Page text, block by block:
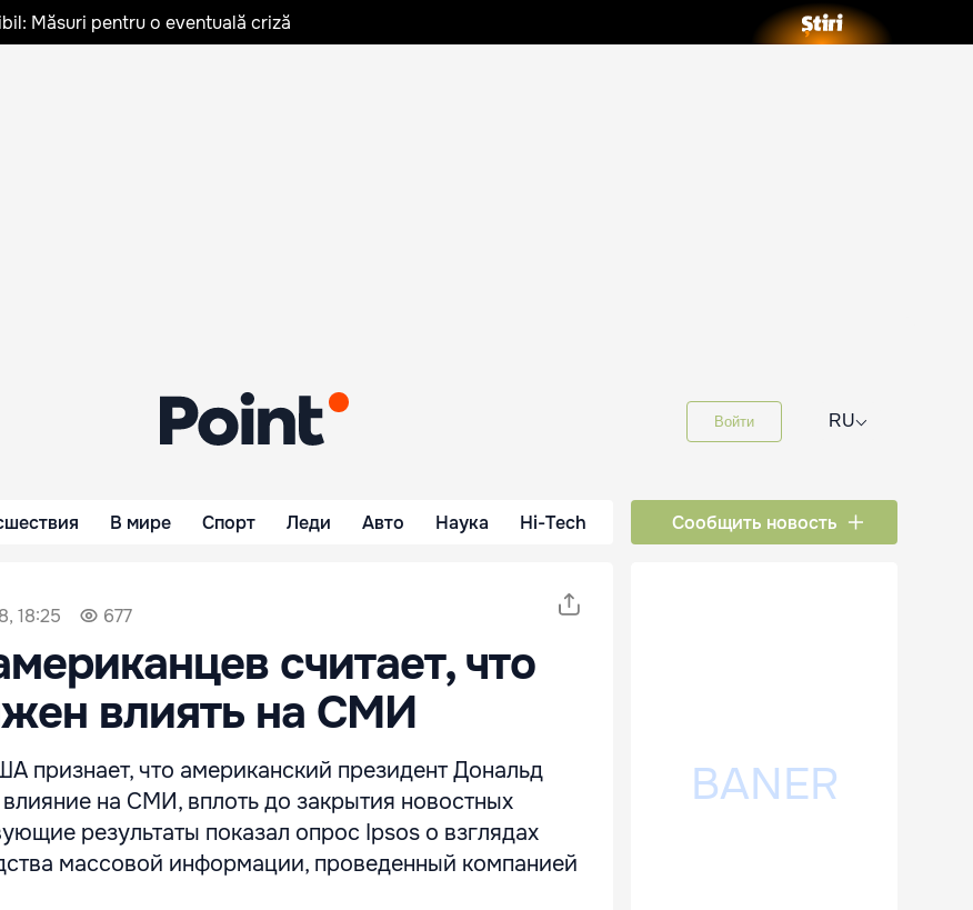
Măsuri pentru o eventuală criză
Войти RU⌵
В мире Спорт Леди Авто Наука Hi-Tech Сообщить новость
18:25 677
считает, что
влиять на СМИ
признает, что американский президент Дональд
на СМИ, вплоть до закрытия новостных
результаты показал опрос Ipsos о взглядах
массовой информации, проведенный компанией